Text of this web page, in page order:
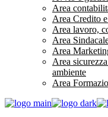
Area
Area Credito
Area lavoro,
Area
Area
Area
ambiente
Area